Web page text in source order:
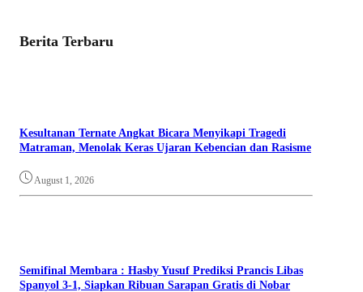
Berita Terbaru
Kesultanan Ternate Angkat Bicara Menyikapi Tragedi
Matraman, Menolak Keras Ujaran Kebencian dan Rasisme
August 1, 2026
Semifinal Membara : Hasby Yusuf Prediksi Prancis Libas
Spanyol 3-1, Siapkan Ribuan Sarapan Gratis di Nobar